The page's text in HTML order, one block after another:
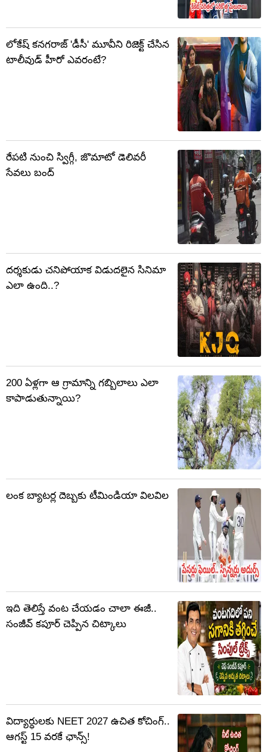
లోకేష్ కనగరాజ్ 'డీసీ' మూవీని రిజెక్ట్ చేసిన
టాలీవుడ్ హీరో ఎవరంటే?
రేపటి నుంచి స్విగ్గీ, జొమాటో డెలివరీ
సేవలు బంద్
దర్శకుడు చనిపోయాక విడుదలైన సినిమా
ఎలా ఉంది..?
200 ఏళ్లగా ఆ గ్రామాన్ని గబ్బిలాలు ఎలా
కాపాడుతున్నాయి?
లంక బ్యాటర్ల దెబ్బకు టీమిండియా విలవిల
ఇది తెలిస్తే వంట చేయడం చాలా ఈజీ..
సంజీవ్ కపూర్ చెప్పిన చిట్కాలు
విద్యార్ధులకు NEET 2027 ఉచిత కోచింగ్‌..
ఆగస్ట్ 15 వరకే ఛాన్స్!